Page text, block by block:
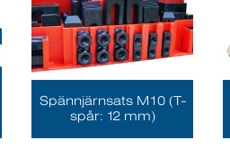
Spännjärnsats M10 (T-
spår: 12 mm)